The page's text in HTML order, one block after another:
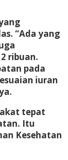
“Ada yang
ribuan.
pada
iuran
tepat
Itu
Kesehatan